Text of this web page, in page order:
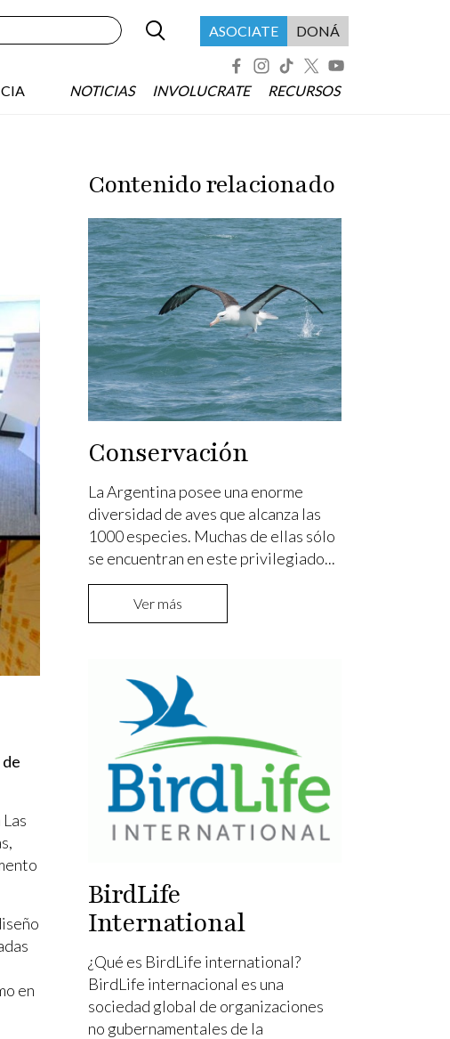
NOTICIAS INVOLUCRATE RECURSOS
Buscar Menú header asociate
ASOCIATE DONÁ
en
Contenido relacionado
Conservación
La Argentina posee una enorme
diversidad de aves que alcanza las
1000 especies. Muchas de ellas sólo
se encuentran en este privilegiado...
Ver más
BirdLife
International
¿Qué es BirdLife international?
BirdLife internacional es una
sociedad global de organizaciones
no gubernamentales de la